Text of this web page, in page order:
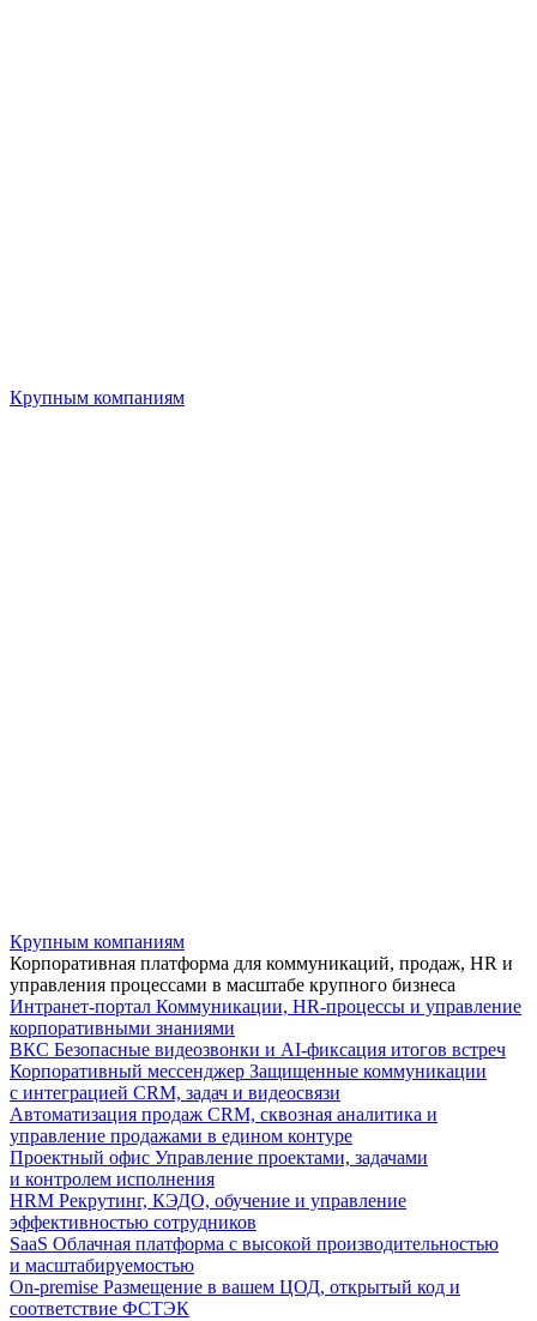
Крупным компаниям
Крупным компаниям
Корпоративная платформа для коммуникаций, продаж, HR и
управления процессами в масштабе крупного бизнеса
Интранет-портал Коммуникации, HR-процессы и управление
корпоративными знаниями
ВКС Безопасные видеозвонки и AI-фиксация итогов встреч
Корпоративный мессенджер Защищенные коммуникации
с интеграцией CRM, задач и видеосвязи
Автоматизация продаж CRM, сквозная аналитика и
управление продажами в едином контуре
Проектный офис Управление проектами, задачами
и контролем исполнения
HRM Рекрутинг, КЭДО, обучение и управление
эффективностью сотрудников
SaaS Облачная платформа с высокой производительностью
и масштабируемостью
On-premise Размещение в вашем ЦОД, открытый код и
соответствие ФСТЭК